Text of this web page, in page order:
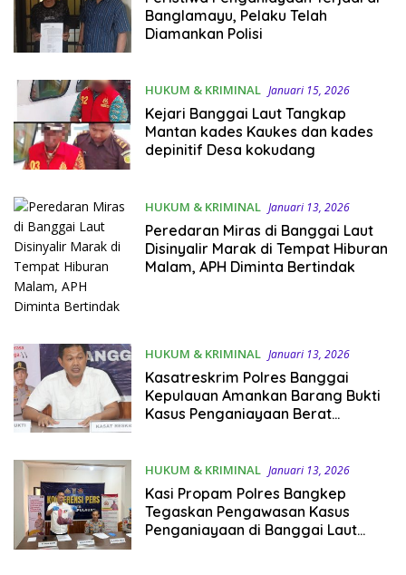
Banglamayu, Pelaku Telah
Diamankan Polisi
HUKUM & KRIMINAL Januari 15, 2026
Kejari Banggai Laut Tangkap
Mantan kades Kaukes dan kades
depinitif Desa kokudang
HUKUM & KRIMINAL Januari 13, 2026
Peredaran Miras di Banggai Laut
Disinyalir Marak di Tempat Hiburan
Malam, APH Diminta Bertindak
HUKUM & KRIMINAL Januari 13, 2026
Kasatreskrim Polres Banggai
Kepulauan Amankan Barang Bukti
Kasus Penganiayaan Berat
HUKUM & KRIMINAL Januari 13, 2026
Kasi Propam Polres Bangkep
Tegaskan Pengawasan Kasus
Penganiayaan di Banggai Laut